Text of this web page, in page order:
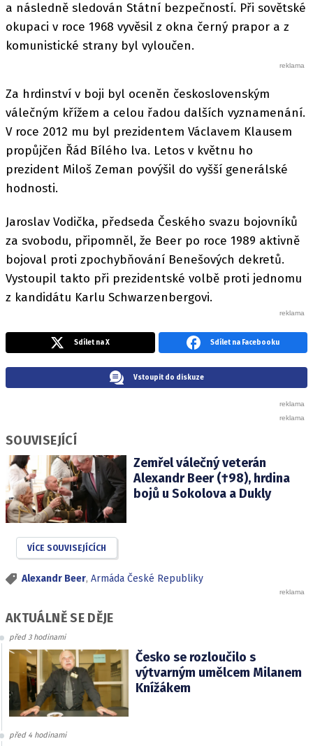
a následně sledován Státní bezpečností. Při sovětské
okupaci v roce 1968 vyvěsil z okna černý prapor a z
komunistické strany byl vyloučen.
Za hrdinství v boji byl oceněn československým
válečným křížem a celou řadou dalších vyznamenání.
V roce 2012 mu byl prezidentem Václavem Klausem
propůjčen Řád Bílého lva. Letos v květnu ho
prezident Miloš Zeman povýšil do vyšší generálské
hodnosti.
Jaroslav Vodička, předseda Českého svazu bojovníků
za svobodu, připomněl, že Beer po roce 1989 aktivně
bojoval proti zpochybňování Benešových dekretů.
Vystoupil takto při prezidentské volbě proti jednomu
z kandidátu Karlu Schwarzenbergovi.
Sdílet na X Sdílet na Facebooku
Vstoupit do diskuze
SOUVISEJÍCÍ
Zemřel válečný veterán
Alexandr Beer (†98), hrdina
bojů u Sokolova a Dukly
VÍCE SOUVISEJÍCÍCH
Alexandr Beer, Armáda České Republiky
AKTUÁLNĚ SE DĚJE
před 3 hodinami
Česko se rozloučilo s
výtvarným umělcem Milanem
Knížákem
před 4 hodinami